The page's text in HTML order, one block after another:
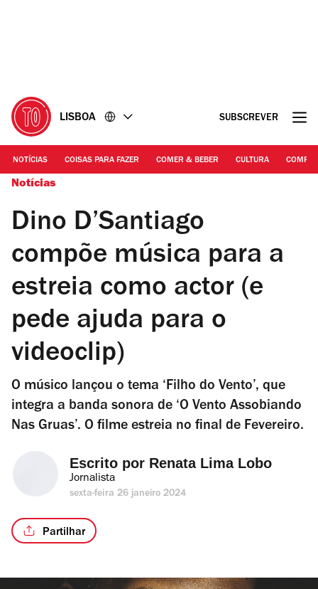
LISBOA SUBSCREVER
NOTÍCIAS COISAS PARA FAZER COMER & BEBER CULTURA
Notícias
Dino D’Santiago
compõe música para a
estreia como actor (e
pede ajuda para o
videoclip)
O músico lançou o tema ‘Filho do Vento’, que
integra a banda sonora de ‘O Vento Assobiando
Nas Gruas’. O filme estreia no final de Fevereiro.
Escrito por Renata Lima Lobo
Jornalista
sexta-feira 26 janeiro 2024
Partilhar